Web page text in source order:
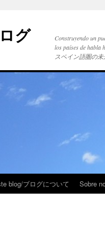
グ
Construyendo un
los países de habla
スペイン語圏の
blog/ブログについて Sobre